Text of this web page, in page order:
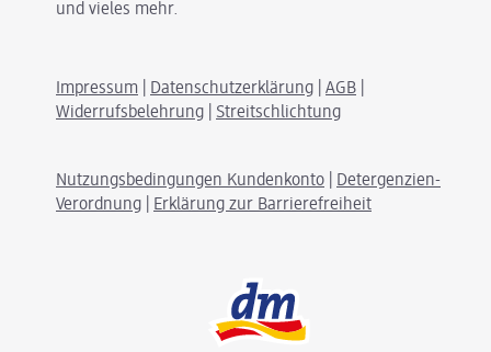
und vieles mehr.
Impressum Datenschutzerklärung AGB
Widerrufsbelehrung
Streitschlichtung
Nutzungsbedingungen Kundenkonto
Detergenzien-
Verordnung
Erklärung zur Barrierefreiheit